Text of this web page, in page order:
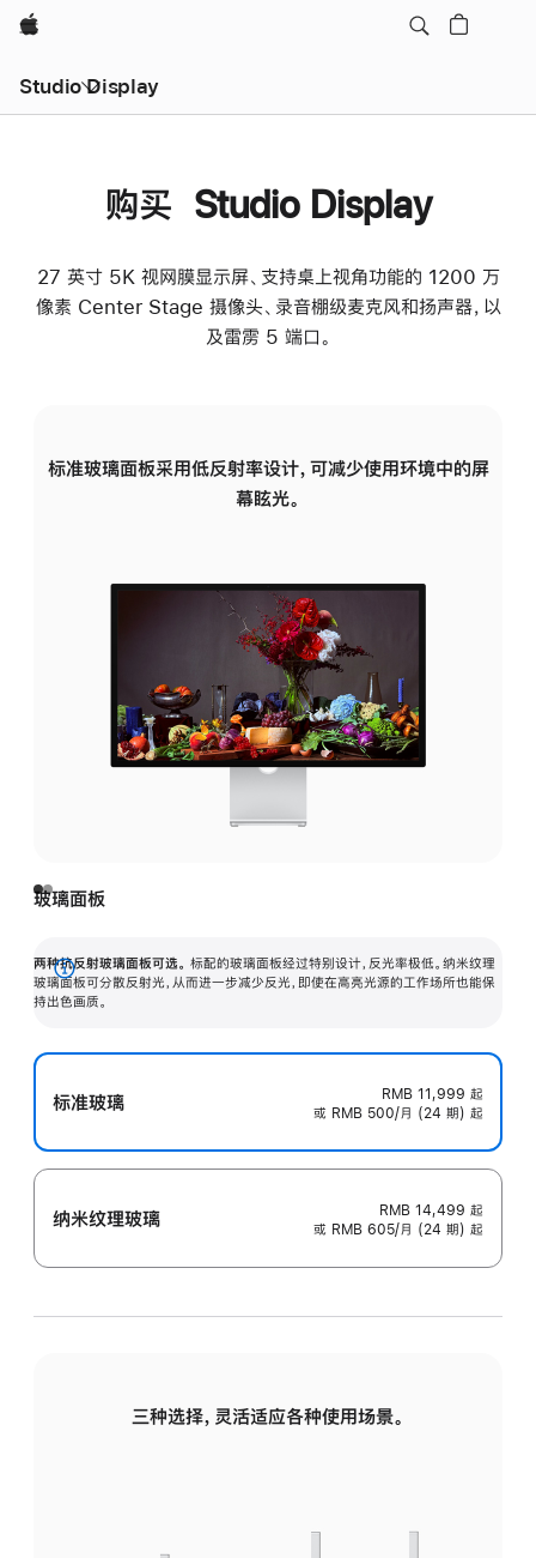
Apple
Studio Display
购买 Studio Display
27 英寸 5K 视网膜显示屏、支持桌上视角功能的 1200 万
像素 Center Stage 摄像头、录音棚级麦克风和扬声器，以
及雷雳 5 端口。
标准玻璃面板采用低反射率设计，可减少使用环境中的屏
幕眩光。
玻璃面板
两种抗反射玻璃面板可选。 标配的玻璃面板经过特别设计，反光率极低。纳米纹理
玻璃面板可分散反射光，从而进一步减少反光，即使在高亮光源的工作场所也能保
持出色画质。
展
开
标准玻璃 RMB 11,999 起
或 RMB 500/月 (24 期) 起
纳米纹理玻璃 RMB 14,499 起
或 RMB 605/月 (24 期) 起
三种选择，灵活适应各种使用场景。